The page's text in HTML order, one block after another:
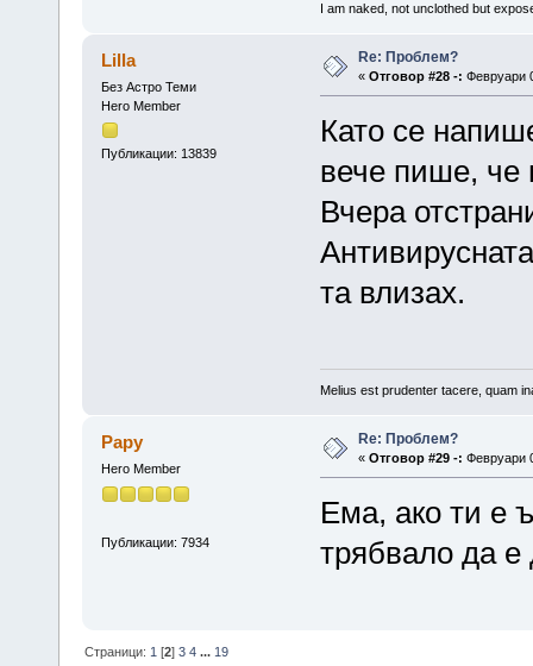
I am naked, not unclothed but
Lilla
Без Астро Теми
Hero Member
Публикации: 13839
Re: Проблем?
« Отговор #28 -: Февруари
Като се
вече пише, че
Вчера
та влизах.
Melius est prudenter tacere, quam
Papy
Hero Member
Публикации: 7934
Re: Проблем?
« Отговор #29 -: Февруари
Ема, ако ти е
трябвало да е
Страници: 1 [2]3 4 ... 19